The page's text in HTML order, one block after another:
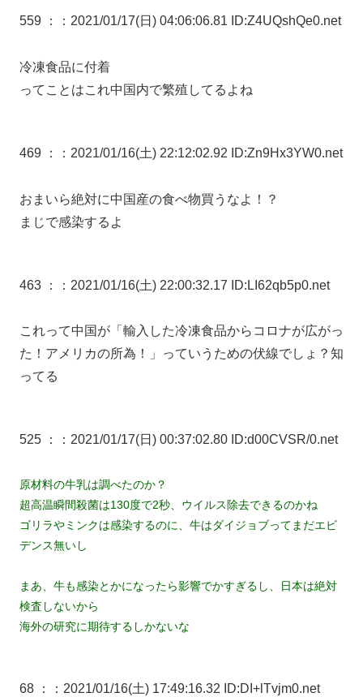
559 ： ：2021/01/17(日) 04:06:06.81 ID:Z4UQshQe0.net
冷凍食品に付着
ってことはこれ中国内で繁殖してるよね
469 ： ：2021/01/16(土) 22:12:02.92 ID:Zn9Hx3YW0.net
おまいら絶対に中国産の食べ物買うなよ！？
まじで感染するよ
463 ： ：2021/01/16(土) 22:00:32.17 ID:LI62qb5p0.net
これって中国が「輸入した冷凍食品からコロナが広がっ
た！アメリカの所為！」っていうための伏線でしょ？知
ってる
525 ： ：2021/01/17(日) 00:37:02.80 ID:d00CVSR/0.net
原材料の牛乳は調べたのか？
超高温瞬間殺菌は130度で2秒、ウイルス除去できるのかね
ゴリラやミンクは感染するのに、牛はダイジョブってまだエビ
デンス無いし
まあ、牛も感染とかになったら影響でかすぎるし、日本は絶対
検査しないから
海外の研究に期待するしかないな
68 ： ：2021/01/16(土) 17:49:16.32 ID:DI+lTvjm0.net